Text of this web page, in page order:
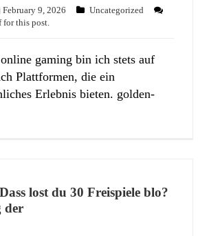
February 9, 2026
Uncategorized
for this post.
gaming bin ich stets auf
Plattformen, die ein
Erlebnis bieten. golden-
lost du 30 Freispiele blo?
der